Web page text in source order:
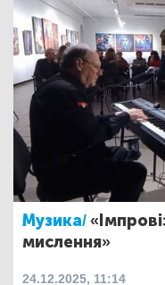
Музика/
мислення»
24.12.2025, 11:14